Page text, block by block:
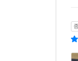
골든
부양
일본